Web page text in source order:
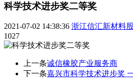
科学技术进步奖二等奖
2021-07-02 14:38:36 浙江信汇新材料
1027
上一条诚信橡胶产业服务商
下一条嘉兴市科学技术进步奖